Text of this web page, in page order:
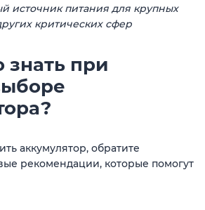
источник питания для крупных
критических сфер
знать при
аккумулятор, обратите
рекомендации, которые помогут